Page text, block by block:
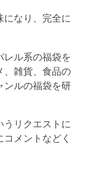
になり、完全に
レル系の福袋を
、雑貨、食品の
ンルの福袋を研
うリクエストに
メントなどく